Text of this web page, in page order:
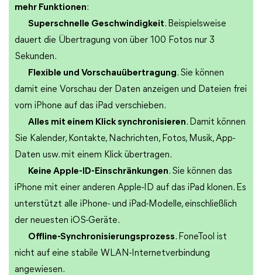
mehr Funktionen:
Superschnelle Geschwindigkeit. Beispielsweise
dauert die Übertragung von über 100 Fotos nur 3
Sekunden.
Flexible und Vorschauübertragung. Sie können
damit eine Vorschau der Daten anzeigen und Dateien frei
vom iPhone auf das iPad verschieben.
Alles mit einem Klick synchronisieren. Damit können
Sie Kalender, Kontakte, Nachrichten, Fotos, Musik, App-
Daten usw. mit einem Klick übertragen.
Keine Apple-ID-Einschränkungen. Sie können das
iPhone mit einer anderen Apple-ID auf das iPad klonen. Es
unterstützt alle iPhone- und iPad-Modelle, einschließlich
der neuesten iOS-Geräte.
Offline-Synchronisierungsprozess. FoneTool ist
nicht auf eine stabile WLAN-Internetverbindung
angewiesen.